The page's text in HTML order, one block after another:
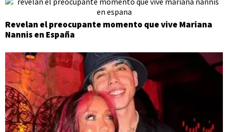
Revelan el preocupante momento que vive Mariana
Nannis en España